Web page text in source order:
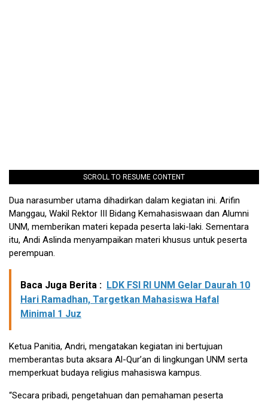
SCROLL TO RESUME CONTENT
Dua narasumber utama dihadirkan dalam kegiatan ini. Arifin
Manggau, Wakil Rektor III Bidang Kemahasiswaan dan Alumni
UNM, memberikan materi kepada peserta laki-laki. Sementara
itu, Andi Aslinda menyampaikan materi khusus untuk peserta
perempuan.
Baca Juga Berita : LDK FSI RI UNM Gelar Daurah 10
Hari Ramadhan, Targetkan Mahasiswa Hafal
Minimal 1 Juz
Ketua Panitia, Andri, mengatakan kegiatan ini bertujuan
memberantas buta aksara Al-Qur’an di lingkungan UNM serta
memperkuat budaya religius mahasiswa kampus.
“Secara pribadi, pengetahuan dan pemahaman peserta